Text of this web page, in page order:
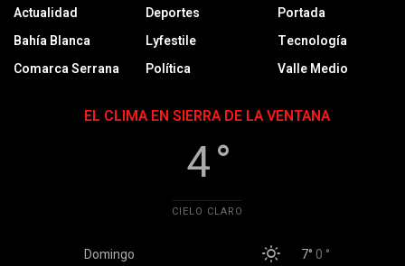
Actualidad
Bahía Blanca
Comarca Serrana
Deportes
Lyfestile
Política
Portada
Tecnología
Valle Medio
EL CLIMA EN SIERRA DE LA VENTANA
4 °
CIELO CLARO
Domingo 7°0 °